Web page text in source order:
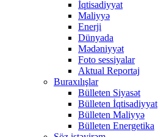
İqtisadiyyat
Maliyyə
Enerji
Dünyada
Mədəniyyət
Foto sessiyalar
Aktual Reportaj
Buraxılışlar
Bülleten Siyasət
Bülleten İqtisadiyyat
Bülleten Maliyyə
Bülleten Energetika